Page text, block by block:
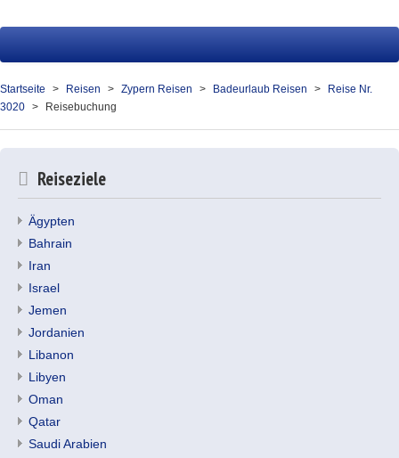
Service
Presse
Über uns
Kontakt
Startseite Reisen Zypern Reisen Badeurlaub Reisen
Reise Nr.
3020
Reisebuchung
Reiseziele
Ägypten
Bahrain
Iran
Israel
Jemen
Jordanien
Libanon
Libyen
Oman
Qatar
Saudi Arabien